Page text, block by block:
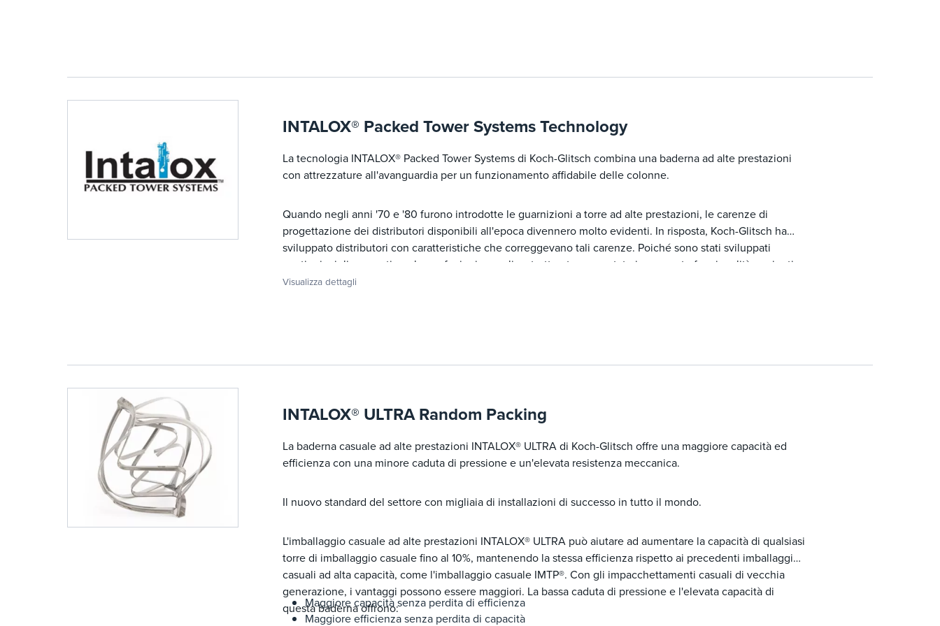
INTALOX® Packed Tower Systems Technology
La tecnologia INTALOX® Packed Tower Systems di Koch-Glitsch combina una baderna ad alte prestazioni
con attrezzature all'avanguardia per un funzionamento affidabile delle colonne.
Quando negli anni '70 e '80 furono introdotte le guarnizioni a torre ad alte prestazioni, le carenze di
progettazione dei distributori disponibili all'epoca divennero molto evidenti. In risposta, Koch-Glitsch ha
sviluppato distributori con caratteristiche che correggevano tali carenze. Poiché sono stati sviluppati
continui miglioramenti per le confezioni casuali e strutturate, sono state incorporate funzionalità aggiuntive
nei distributori ad alte prestazioni INTALOX® per sfruttare appieno queste maggiori capacità di efficienza e
Visualizza dettagli
INTALOX® ULTRA Random Packing
La baderna casuale ad alte prestazioni INTALOX® ULTRA di Koch-Glitsch offre una maggiore capacità ed
efficienza con una minore caduta di pressione e un'elevata resistenza meccanica.
Il nuovo standard del settore con migliaia di installazioni di successo in tutto il mondo.
L'imballaggio casuale ad alte prestazioni INTALOX® ULTRA può aiutare ad aumentare la capacità di qualsiasi
torre di imballaggio casuale fino al 10%, mantenendo la stessa efficienza rispetto ai precedenti imballaggi
casuali ad alta capacità, come l'imballaggio casuale IMTP®. Con gli impacchettamenti casuali di vecchia
generazione, i vantaggi possono essere maggiori. La bassa caduta di pressione e l'elevata capacità di
questa baderna offrono:
Maggiore capacità senza perdita di efficienza
Maggiore efficienza senza perdita di capacità